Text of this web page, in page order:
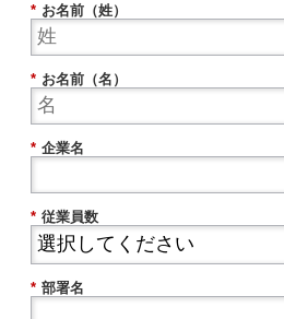
* お名前（姓）
* お名前（名）
* 企業名
* 従業員数
* 部署名